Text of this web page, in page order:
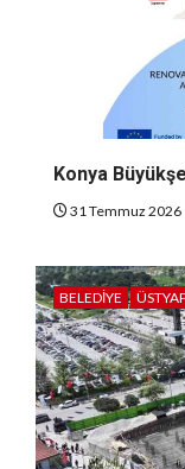
Konya
31 Temmuz 2026
BELEDIYE